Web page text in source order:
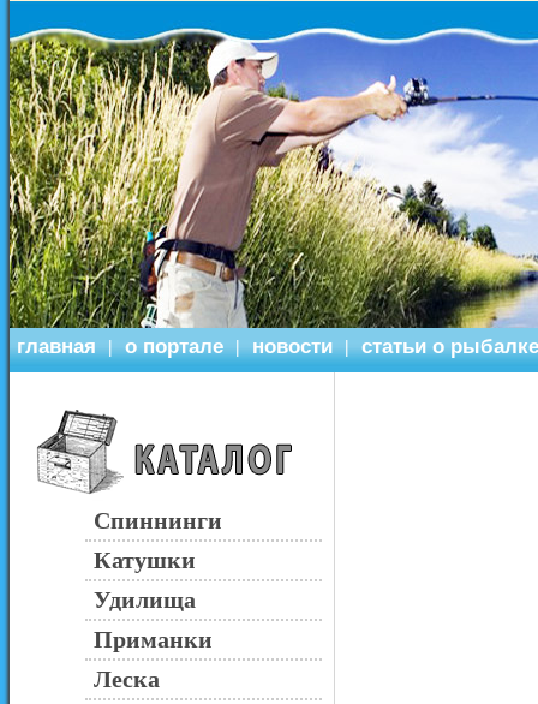
главная | о портале | новости | статьи о рыбалке
Спиннинги
Катушки
Удилища
Приманки
Леска